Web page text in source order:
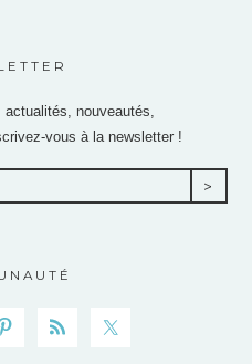
actualités, nouveautés,
vous à la newsletter !